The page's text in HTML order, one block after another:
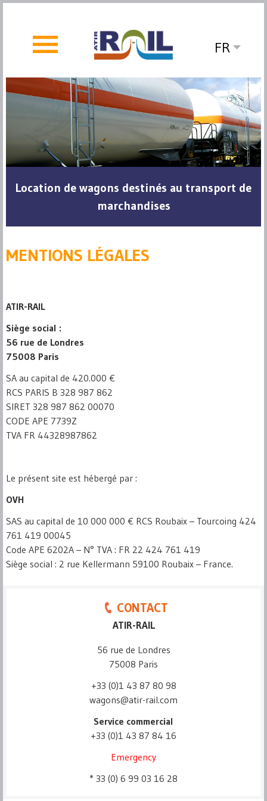
FR
Location de wagons destinés au transport de
marchandises
MENTIONS LÉGALES
ATIR-RAIL
Siège social :
56 rue de Londres
75008 Paris
SA au capital de 420.000 €
RCS PARIS B 328 987 862
SIRET 328 987 862 00070
CODE APE 7739Z
TVA FR 44328987862
Le présent site est hébergé par :
OVH
SAS au capital de 10 000 000 € RCS Roubaix – Tourcoing 424
761 419 00045
Code APE 6202A – N° TVA : FR 22 424 761 419
Siège social : 2 rue Kellermann 59100 Roubaix – France.
CONTACT
ATIR-RAIL
56 rue de Londres
75008 Paris
+33 (0)1 43 87 80 98
wagons@atir-rail.com
Service commercial
+33 (0)1 43 87 84 16
Emergency
* 33 (0) 6 99 03 16 28